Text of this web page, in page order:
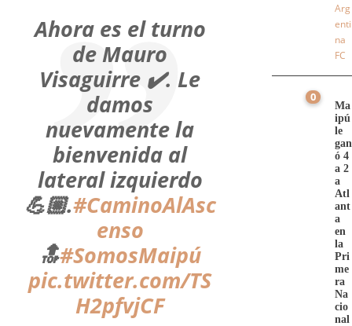
Ahora es el turno
de Mauro
Visaguirre ✔️. Le
damos
nuevamente la
bienvenida al
lateral izquierdo
💪🏼.#CaminoAlAsc
enso
🔝#SomosMaipú
pic.twitter.com/TS
H2pfvjCF
Arg
enti
na
FC
0
Ma
ipú
le
gan
ó 4
a 2
a
Atl
ant
a
en
la
Pri
me
ra
Na
cio
nal